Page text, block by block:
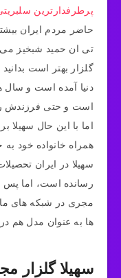
پرطرفدارترین
حاضر مردم ایران
تی ان حمید شبخیز می
دنیا آمده است و
است و حتی فرزندش
اما با این حال
همراه خانواده خود
سهیلا در ایران
رسانده است، اما پس
مجری در شبکه های
ها به عنوان مدل هم
سهیلا گلزار